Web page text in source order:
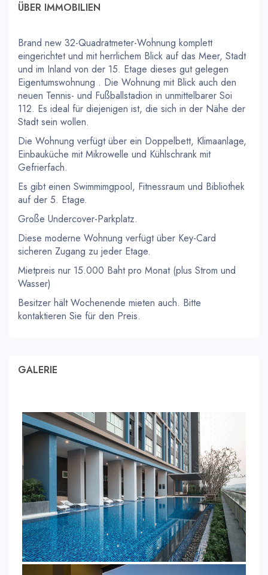
ÜBER IMMOBILIEN
Brand new 32-Quadratmeter-Wohnung komplett
eingerichtet und mit herrlichem Blick auf das Meer, Stadt
und im Inland von der 15. Etage dieses gut gelegen
Eigentumswohnung . Die Wohnung mit Blick auch den
neuen Tennis- und Fußballstadion in unmittelbarer Soi
112. Es ideal für diejenigen ist, die sich in der Nähe der
Stadt sein wollen.
Die Wohnung verfügt über ein Doppelbett, Klimaanlage,
Einbauküche mit Mikrowelle und Kühlschrank mit
Gefrierfach.
Es gibt einen Swimmimgpool, Fitnessraum und Bibliothek
auf der 5. Etage.
Große Undercover-Parkplatz.
Diese moderne Wohnung verfügt über Key-Card
sicheren Zugang zu jeder Etage.
Mietpreis nur 15.000 Baht pro Monat (plus Strom und
Wasser)
Besitzer hält Wochenende mieten auch. Bitte
kontaktieren Sie für den Preis.
GALERIE